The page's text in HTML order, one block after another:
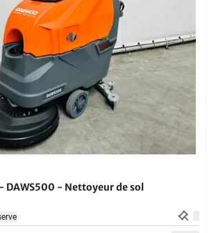
DAWS500 - Nettoyeur de sol